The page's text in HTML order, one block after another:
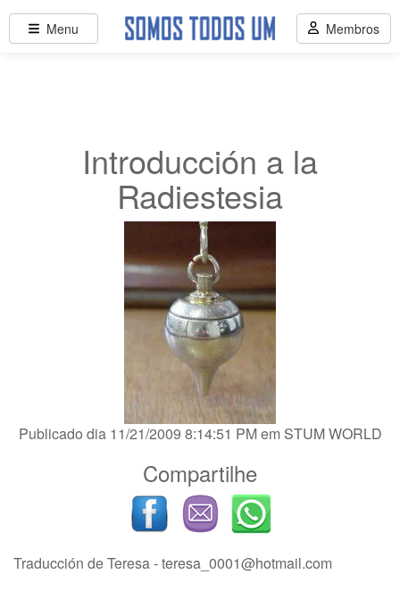
Introducción a la
Radiestesia
Publicado dia 11/21/2009 8:14:51 PM em STUM WORLD
Compartilhe
Traducción de Teresa -teresa_0001@hotmail.com
Menu Membros